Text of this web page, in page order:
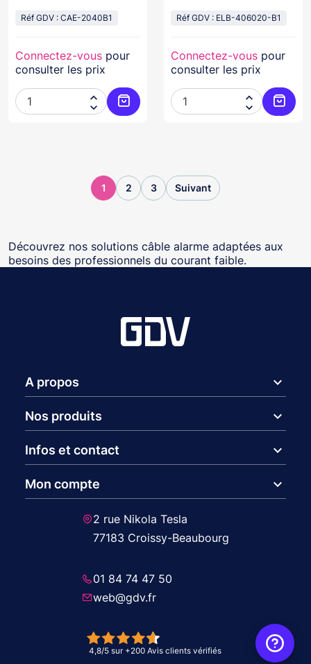
Réf GDV : CAE-2040B1
Connectez-vous pour
consulter les prix


Ajouter au panier
Réf GDV : ELB-406020-B1
Connectez-vous pour
consulter les prix


1 2 3 Suivant
Découvrez nos solutions câble alarme adaptées aux
besoins des professionnels du courant faible.
A propos expand_more
Nos produits expand_more
Infos et contact expand_more
Mon compte expand_more
2 rue Nikola Tesla
77183 Croissy-Beaubourg
01 84 74 47 50
web@gdv.fr